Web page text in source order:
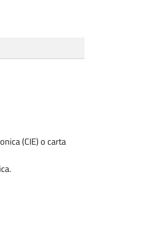
(CIE) o carta